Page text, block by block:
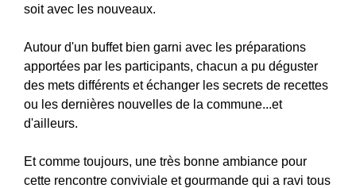
soit avec les nouveaux.
Autour d'un buffet bien garni avec les préparations
apportées par les participants, chacun a pu déguster
des mets différents et échanger les secrets de recettes
ou les dernières nouvelles de la commune...et
d'ailleurs.
Et comme toujours, une très bonne ambiance pour
cette rencontre conviviale et gourmande qui a ravi tous